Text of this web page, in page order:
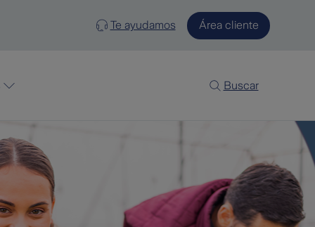
Te ayudamos Área cliente
Buscar